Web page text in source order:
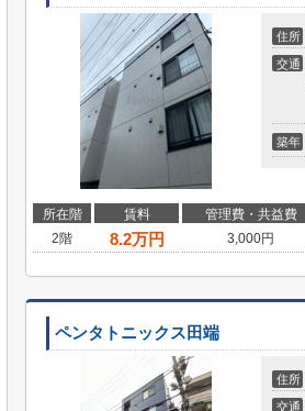
住所
交通
築年
所在階 賃料 管理費・共益費
2階
8.2万円 3,000円
ペンタトニックス田端
住所
交通